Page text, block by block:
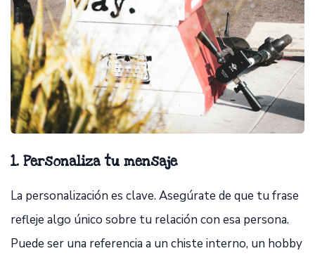
1. Personaliza tu mensaje
La personalización es clave. Asegúrate de que tu frase
refleje algo único sobre tu relación con esa persona.
Puede ser una referencia a un chiste interno, un hobby